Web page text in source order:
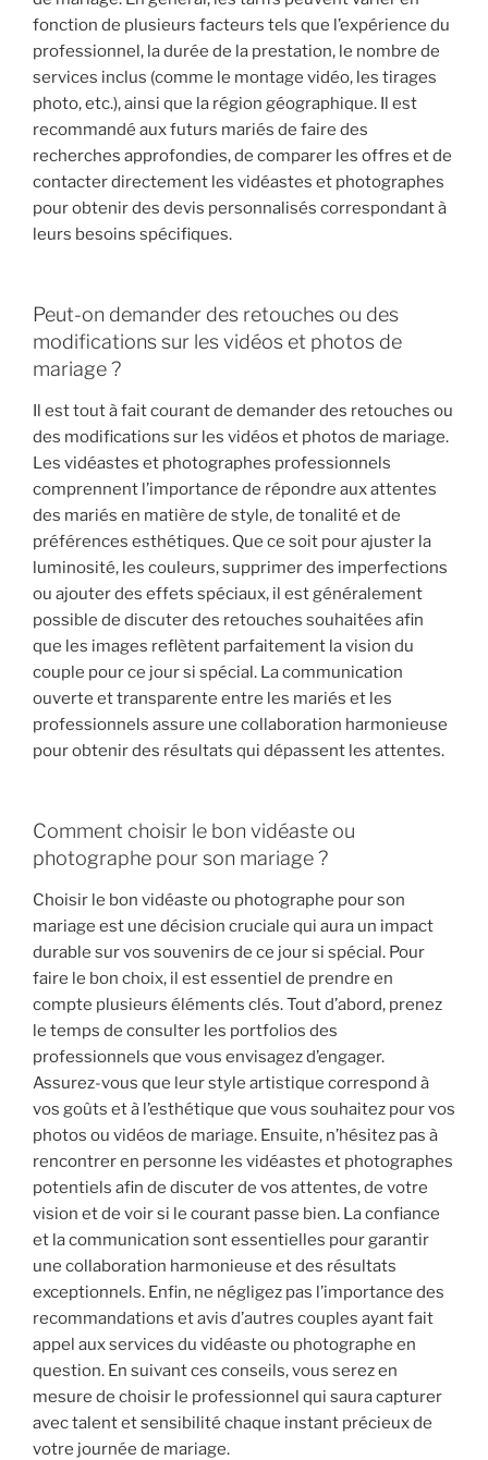
fonction de plusieurs facteurs tels que l’expérience du
professionnel, la durée de la prestation, le nombre de
services inclus (comme le montage vidéo, les tirages
photo, etc.), ainsi que la région géographique. Il est
recommandé aux futurs mariés de faire des
recherches approfondies, de comparer les offres et de
contacter directement les vidéastes et photographes
pour obtenir des devis personnalisés correspondant à
leurs besoins spécifiques.
Peut-on demander des retouches ou des
modifications sur les vidéos et photos de
mariage ?
Il est tout à fait courant de demander des retouches ou
des modifications sur les vidéos et photos de mariage.
Les vidéastes et photographes professionnels
comprennent l’importance de répondre aux attentes
des mariés en matière de style, de tonalité et de
préférences esthétiques. Que ce soit pour ajuster la
luminosité, les couleurs, supprimer des imperfections
ou ajouter des effets spéciaux, il est généralement
possible de discuter des retouches souhaitées afin
que les images reflètent parfaitement la vision du
couple pour ce jour si spécial. La communication
ouverte et transparente entre les mariés et les
professionnels assure une collaboration harmonieuse
pour obtenir des résultats qui dépassent les attentes.
Comment choisir le bon vidéaste ou
photographe pour son mariage ?
Choisir le bon vidéaste ou photographe pour son
mariage est une décision cruciale qui aura un impact
durable sur vos souvenirs de ce jour si spécial. Pour
faire le bon choix, il est essentiel de prendre en
compte plusieurs éléments clés. Tout d’abord, prenez
le temps de consulter les portfolios des
professionnels que vous envisagez d’engager.
Assurez-vous que leur style artistique correspond à
vos goûts et à l’esthétique que vous souhaitez pour vos
photos ou vidéos de mariage. Ensuite, n’hésitez pas à
rencontrer en personne les vidéastes et photographes
potentiels afin de discuter de vos attentes, de votre
vision et de voir si le courant passe bien. La confiance
et la communication sont essentielles pour garantir
une collaboration harmonieuse et des résultats
exceptionnels. Enfin, ne négligez pas l’importance des
recommandations et avis d’autres couples ayant fait
appel aux services du vidéaste ou photographe en
question. En suivant ces conseils, vous serez en
mesure de choisir le professionnel qui saura capturer
avec talent et sensibilité chaque instant précieux de
votre journée de mariage.